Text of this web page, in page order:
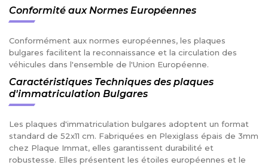
Conformité aux Normes Européennes
Conformément aux normes européennes, les plaques
bulgares facilitent la reconnaissance et la circulation des
véhicules dans l'ensemble de l'Union Européenne.
Caractéristiques Techniques des plaques
d'immatriculation Bulgares
Les plaques d'immatriculation bulgares adoptent un format
standard de 52x11 cm. Fabriquées en Plexiglass épais de 3mm
chez Plaque Immat, elles garantissent durabilité et
robustesse. Elles présentent les étoiles européennes et le